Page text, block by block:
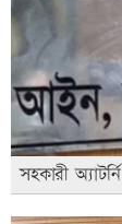
সহকারী